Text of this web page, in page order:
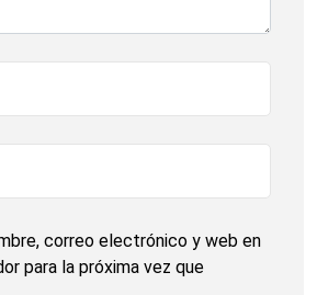
correo electrónico y web en
para la próxima vez que